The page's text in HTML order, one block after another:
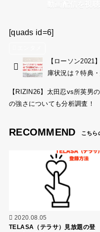
動画配信を視
[quads id=6]
【ローソン2021
庫状況は？特典
【RIZIN26】太田忍vs所英男
の強さについても分析調査！
RECOMMEND
2020.08.05
TELASA（テラサ）見放題の登